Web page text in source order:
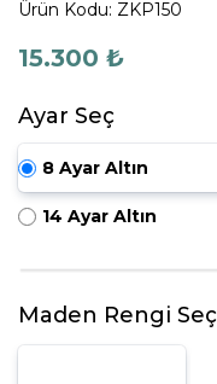
Ürün Kodu: ZKP150
15.300 ₺
Ayar Seç
8 Ayar Altın
14 Ayar Altın
Maden Rengi Seç